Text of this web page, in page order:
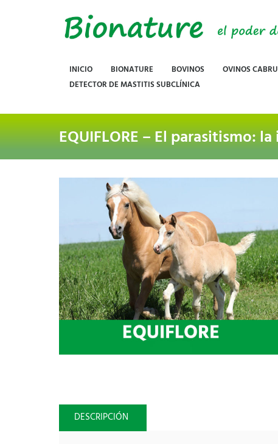
INICIO BIONATURE BOVINOS OVINOS
DETECTOR DE MASTITIS SUBCLÍNICA
EQUIFLORE – El parasitismo:
DESCRIPCIÓN